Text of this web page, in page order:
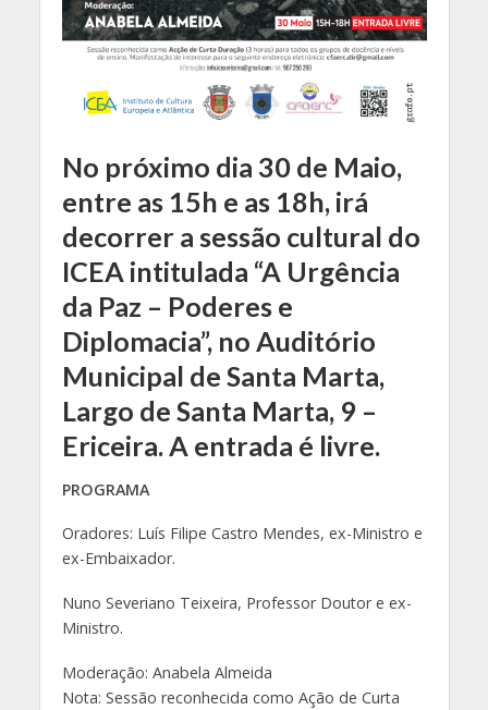
No próximo dia 30 de Maio,
entre as 15h e as 18h, irá
decorrer a sessão cultural do
ICEA intitulada “A Urgência
da Paz – Poderes e
Diplomacia”, no Auditório
Municipal de Santa Marta,
Largo de Santa Marta, 9 –
Ericeira. A entrada é livre.
PROGRAMA
Oradores: Luís Filipe Castro Mendes, ex-Ministro e
ex-Embaixador.
Nuno Severiano Teixeira, Professor Doutor e ex-
Ministro.
Moderação: Anabela Almeida
Nota: Sessão reconhecida como Ação de Curta